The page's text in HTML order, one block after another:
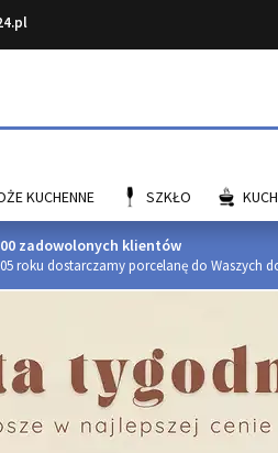
KUCHENNE SZKŁO
zadowolonych klientów
roku dostarczamy porcelanę do Waszych